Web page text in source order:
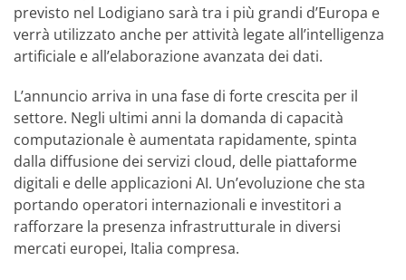
previsto nel Lodigiano sarà tra i più grandi d’Europa e
verrà utilizzato anche per attività legate all’intelligenza
artificiale e all’elaborazione avanzata dei dati.
L’annuncio arriva in una fase di forte crescita per il
settore. Negli ultimi anni la domanda di capacità
computazionale è aumentata rapidamente, spinta
dalla diffusione dei servizi cloud, delle piattaforme
digitali e delle applicazioni AI. Un’evoluzione che sta
portando operatori internazionali e investitori a
rafforzare la presenza infrastrutturale in diversi
mercati europei, Italia compresa.